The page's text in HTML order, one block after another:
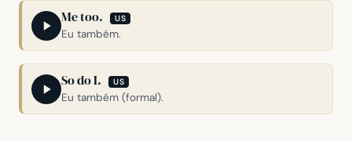
Me too. US
Eu também.
So do I. US
Eu também (formal).